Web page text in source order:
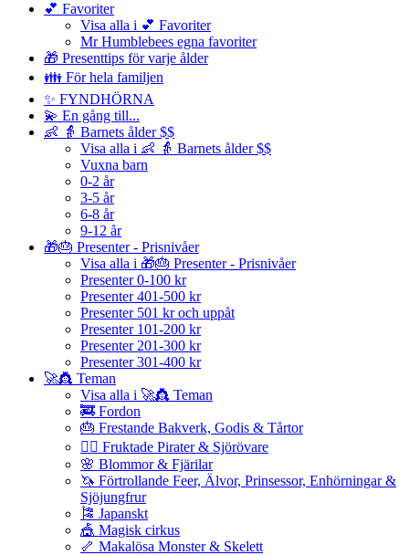
💕 Favoriter
Visa alla i 💕 Favoriter
Mr Humblebees egna favoriter
🎁 Presenttips för varje ålder
👪 För hela familjen
✨ FYNDHÖRNA
💫 En gång till...
👶 👵 Barnets ålder $$
Visa alla i 👶 👵 Barnets ålder $$
Vuxna barn
0-2 år
3-5 år
6-8 år
9-12 år
🎁🎂 Presenter - Prisnivåer
Visa alla i 🎁🎂 Presenter - Prisnivåer
Presenter 0-100 kr
Presenter 401-500 kr
Presenter 501 kr och uppåt
Presenter 101-200 kr
Presenter 201-300 kr
Presenter 301-400 kr
🚀👸 Teman
Visa alla i 🚀👸 Teman
🚒 Fordon
🎂 Frestande Bakverk, Godis & Tårtor
🏴‍☠️ Fruktade Pirater & Sjörövare
🌸 Blommor & Fjärilar
🦄 Förtrollande Feer, Älvor, Prinsessor, Enhörningar &
Sjöjungfrur
🎏 Japanskt
🎪 Magisk cirkus
🦴 Makalösa Monster & Skelett